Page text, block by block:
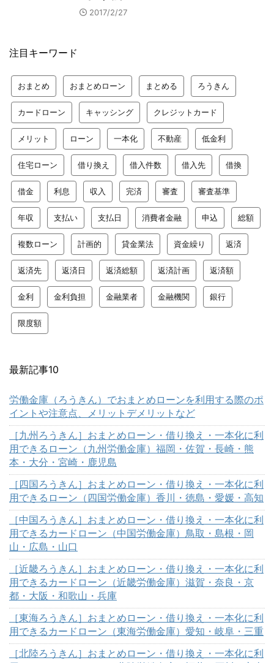
2017/2/27
注目キーワード
おまとめ おまとめローン まとめる ろうきん
カードローン キャッシング クレジットカード
メリット ローン 一本化 不動産 低金利
住宅ローン 借り換え 借入件数 借入先 借換
借金 利息 収入 完済 審査 審査基準
年収 支払い 支払日 消費者金融 申込 総額
複数ローン 計画的 貸金業法 資金繰り 返済
返済先 返済日 返済総額 返済計画 返済額
金利 金利負担 金融業者 金融機関 銀行
限度額
最新記事10
労働金庫（ろうきん）でおまとめローンを利用する際のポ
イントや注意点、メリットデメリットなど
［九州ろうきん］おまとめローン・借り換え・一本化に利
用できるローン（九州労働金庫）福岡・佐賀・長崎・熊
本・大分・宮崎・鹿児島
［四国ろうきん］おまとめローン・借り換え・一本化に利
用できるローン（四国労働金庫）香川・徳島・愛媛・高知
［中国ろうきん］おまとめローン・借り換え・一本化に利
用できるカードローン（中国労働金庫）鳥取・島根・岡
山・広島・山口
［近畿ろうきん］おまとめローン・借り換え・一本化に利
用できるカードローン（近畿労働金庫）滋賀・奈良・京
都・大阪・和歌山・兵庫
［東海ろうきん］おまとめローン・借り換え・一本化に利
用できるカードローン（東海労働金庫）愛知・岐阜・三重
［北陸ろうきん］おまとめローン・借り換え・一本化に利